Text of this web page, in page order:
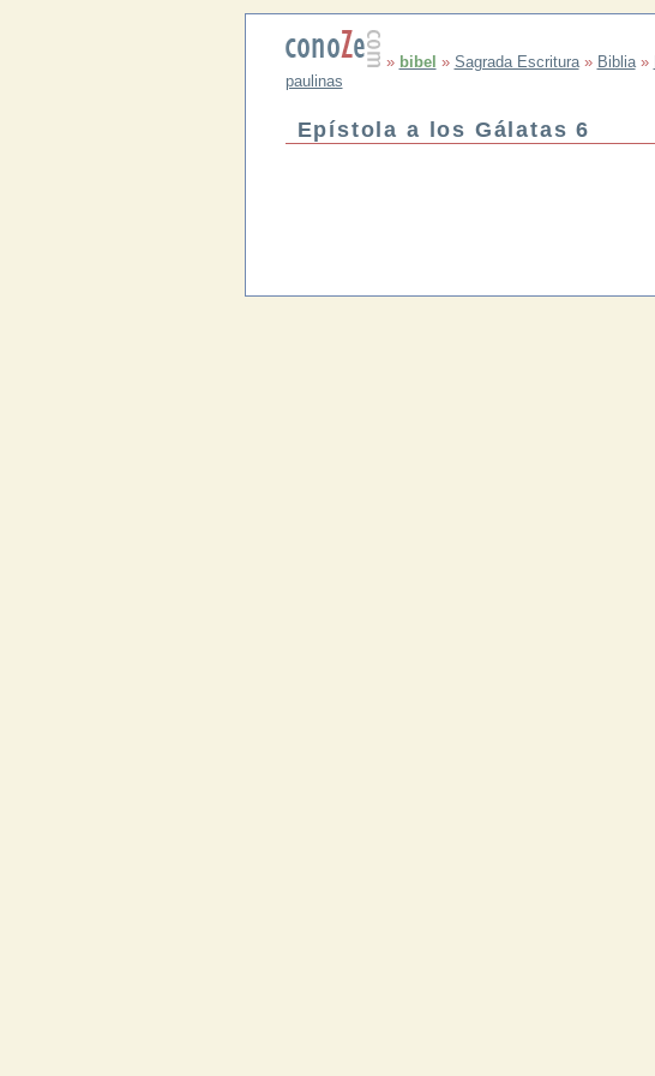
» bibel » Sagrada Escritura» Biblia»
paulinas
Epístola a los Gálatas 6